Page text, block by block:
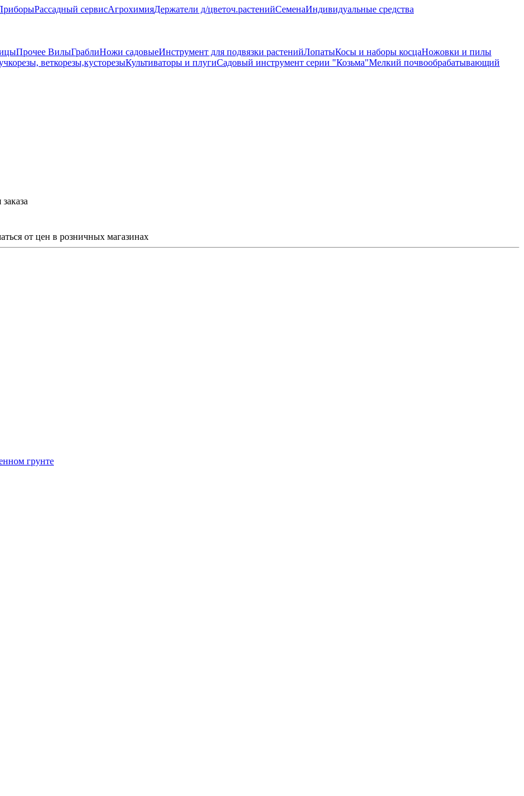
Рассадный сервисАгрохимияДержатели д/цветоч.растенийСеменаИндивидуальные средства
Прочее ВилыГраблиНожи садовыеИнструмент для подвязки растенийЛопатыКосы и наборы косцаНожовки и пилы
веткорезы,кусторезыКультиваторы и плугиСадовый инструмент серии "Козьма"Мелкий почвообрабатывающий
от цен в розничных магазинах
грунте